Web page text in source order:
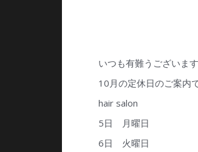
いつも有難うございます
10月の定休日のご案内で
hair salon
5日 月曜日
6日 火曜日